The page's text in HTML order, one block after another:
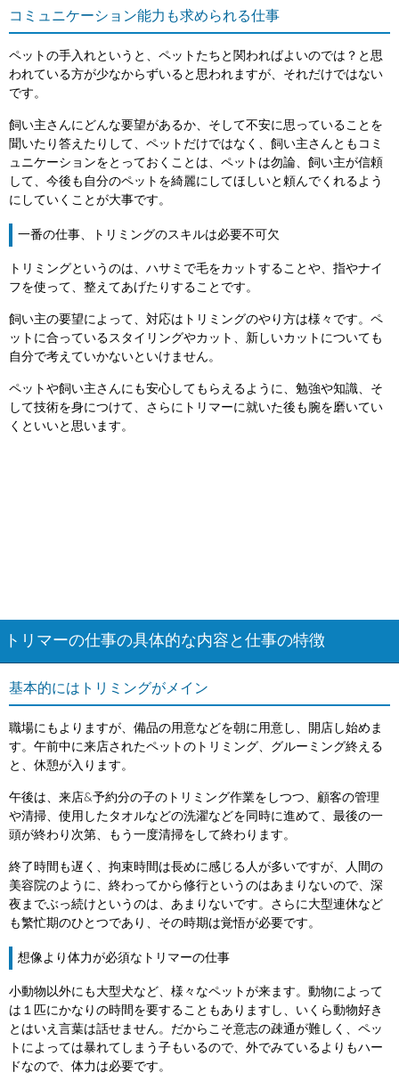
コミュニケーション能力も求められる仕事
ペットの手入れというと、ペットたちと関わればよいのでは？と思
われている方が少なからずいると思われますが、それだけではない
です。
飼い主さんにどんな要望があるか、そして不安に思っていることを
聞いたり答えたりして、ペットだけではなく、飼い主さんともコミ
ュニケーションをとっておくことは、ペットは勿論、飼い主が信頼
して、今後も自分のペットを綺麗にしてほしいと頼んでくれるよう
にしていくことが大事です。
一番の仕事、トリミングのスキルは必要不可欠
トリミングというのは、ハサミで毛をカットすることや、指やナイ
フを使って、整えてあげたりすることです。
飼い主の要望によって、対応はトリミングのやり方は様々です。ペ
ットに合っているスタイリングやカット、新しいカットについても
自分で考えていかないといけません。
ペットや飼い主さんにも安心してもらえるように、勉強や知識、そ
して技術を身につけて、さらにトリマーに就いた後も腕を磨いてい
くといいと思います。
トリマーの仕事の具体的な内容と仕事の特徴
基本的にはトリミングがメイン
職場にもよりますが、備品の用意などを朝に用意し、開店し始めま
す。午前中に来店されたペットのトリミング、グルーミング終える
と、休憩が入ります。
午後は、来店&予約分の子のトリミング作業をしつつ、顧客の管理
や清掃、使用したタオルなどの洗濯などを同時に進めて、最後の一
頭が終わり次第、もう一度清掃をして終わります。
終了時間も遅く、拘束時間は長めに感じる人が多いですが、人間の
美容院のように、終わってから修行というのはあまりないので、深
夜までぶっ続けというのは、あまりないです。さらに大型連休など
も繁忙期のひとつであり、その時期は覚悟が必要です。
想像より体力が必須なトリマーの仕事
小動物以外にも大型犬など、様々なペットが来ます。動物によって
は１匹にかなりの時間を要することもありますし、いくら動物好き
とはいえ言葉は話せません。だからこそ意志の疎通が難しく、ペッ
トによっては暴れてしまう子もいるので、外でみているよりもハー
ドなので、体力は必要です。